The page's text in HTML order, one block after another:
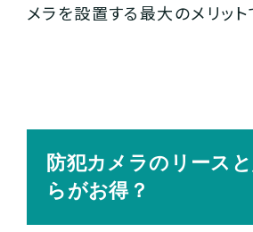
メラを設置する最大のメリット
防犯カメラのリース
らがお得？